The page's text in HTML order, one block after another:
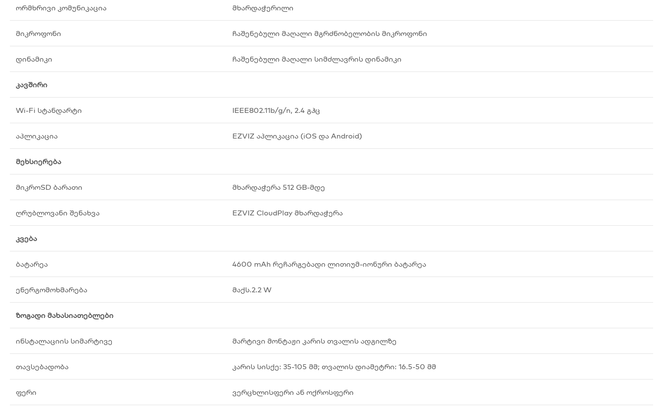
ორმხრივი კომუნიკაცია მხარდაჭერილი
მიკროფონი ჩაშენებული მაღალი მგრძნობელობის მიკროფონი
დინამიკი ჩაშენებული მაღალი სიმძლავრის დინამიკი
კავშირი
Wi-Fi სტანდარტი IEEE802.11b/g/n, 2.4 გჰც
აპლიკაცია EZVIZ აპლიკაცია (iOS და Android)
მეხსიერება
მიკროSD ბარათი მხარდაჭერა 512 GB-მდე
ღრუბლოვანი შენახვა EZVIZ CloudPlay მხარდაჭერა
კვება
ბატარეა 4600 mAh რეჩარგებადი ლითიუმ-იონური ბატარეა
ენერგომოხმარება მაქს.2.2 W
ზოგადი მახასიათებლები
ინსტალაციის სიმარტივე მარტივი მონტაჟი კარის თვალის ადგილზე
თავსებადობა კარის სისქე: 35-105 მმ; თვალის დიამეტრი: 16.5-50 მმ
ფერი ვერცხლისფერი ან ოქროსფერი